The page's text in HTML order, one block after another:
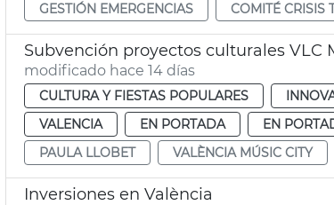
GESTIÓN EMERGENCIAS
COMITÉ CRISIS
Subvención proyectos culturales VLC
modificado hace 14 días
CULTURA Y FIESTAS POPULARES
VALENCIA
EN PORTADA EN
PAULA LLOBET
VALÈNCIA MÚSIC CITY
Inversiones en València